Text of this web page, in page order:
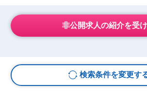
非公開求人の紹介を受
検索条件を変更す